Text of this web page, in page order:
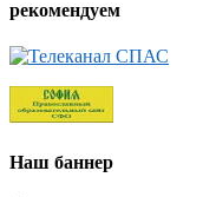
рекомендуем
Наш баннер